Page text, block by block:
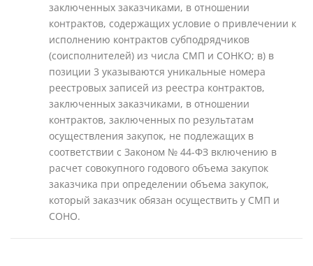
заключенных заказчиками, в отношении
контрактов, содержащих условие о привлечении к
исполнению контрактов субподрядчиков
(соисполнителей) из числа СМП и СОНКО; в) в
позиции 3 указываются уникальные номера
реестровых записей из реестра контрактов,
заключенных заказчиками, в отношении
контрактов, заключенных по результатам
осуществления закупок, не подлежащих в
соответствии с Законом № 44-ФЗ включению в
расчет совокупного годового объема закупок
заказчика при определении объема закупок,
который заказчик обязан осуществить у СМП и
СОНО.